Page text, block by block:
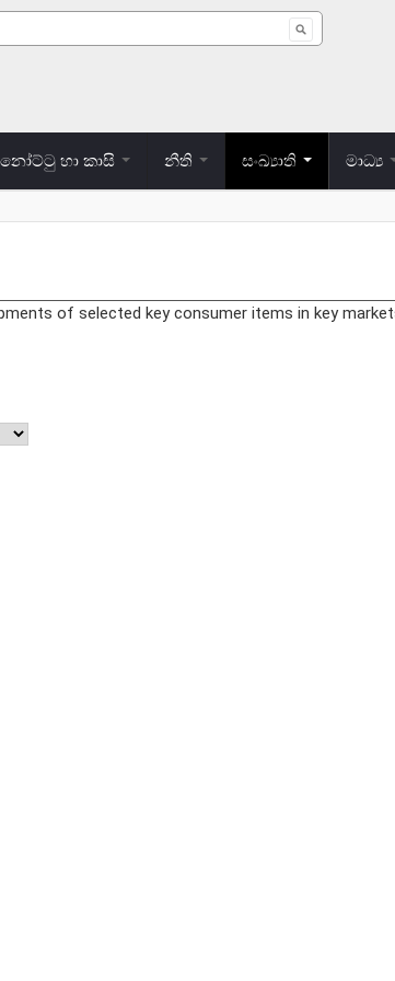
form
නෝට්ටු හා කාසි නීති සංඛ්‍යාති මාධ්‍ය
of selected key consumer items in key